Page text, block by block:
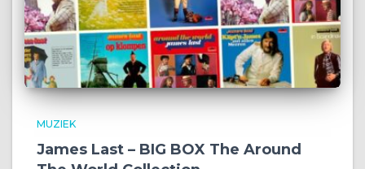
MUZIEK
James Last – BIG BOX The Around